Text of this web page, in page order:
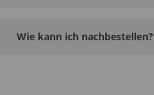
Wie kann ich nachbestellen?